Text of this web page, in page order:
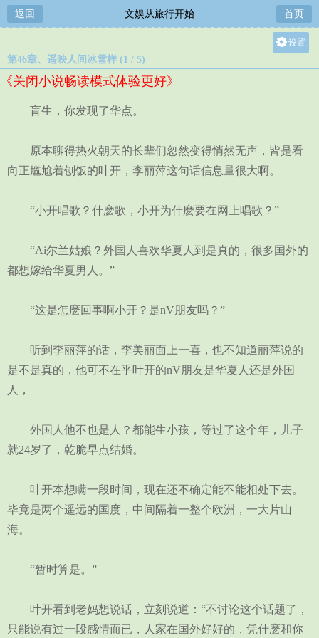
返回 文娱从旅行开始 首页
设置
第46章、遥映人间冰雪样 (1 / 5)
《关闭小说畅读模式体验更好》
盲生，你发现了华点。
原本聊得热火朝天的长辈们忽然变得悄然无声，皆是看
向正尴尬着刨饭的叶开，李丽萍这句话信息量很大啊。
“小开唱歌？什麽歌，小开为什麽要在网上唱歌？”
“Ai尔兰姑娘？外国人喜欢华夏人到是真的，很多国外的
都想嫁给华夏男人。”
“这是怎麽回事啊小开？是nV朋友吗？”
听到李丽萍的话，李美丽面上一喜，也不知道丽萍说的
是不是真的，他可不在乎叶开的nV朋友是华夏人还是外国
人，
外国人他不也是人？都能生小孩，等过了这个年，儿子
就24岁了，乾脆早点结婚。
叶开本想瞒一段时间，现在还不确定能不能相处下去。
毕竟是两个遥远的国度，中间隔着一整个欧洲，一大片山
海。
“暂时算是。”
叶开看到老妈想说话，立刻说道：“不讨论这个话题了，
只能说有过一段感情而已，人家在国外好好的，凭什麽和你